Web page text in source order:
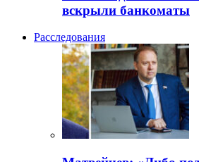
вскрыли банкоматы
Расследования